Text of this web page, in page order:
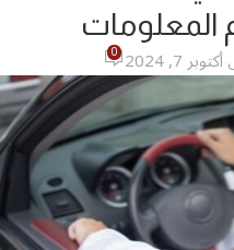
المعلومات
7, 2024
0